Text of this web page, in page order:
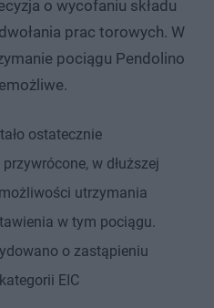
o wycofaniu składu
prac torowych. W
pociągu Pendolino
ostatecznie
w dłuższej
utrzymania
w tym pociągu.
o zastąpieniu
EIC